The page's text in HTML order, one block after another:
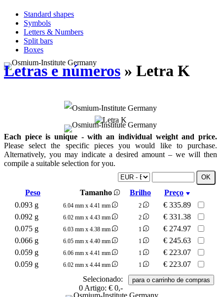
Standard shapes
Symbols
Letters & Numbers
Split bars
Boxes
Letras e números » Letra K
Each piece is unique - with an individual weight and price.
Please select the specific pieces you would like to purchase.
Alternatively, you may indicate a desired amount – we will then
compile a suitable selection for you.
Peso Tamanho Brilho
Preço
0.093 g
6.04 mm x 4.41 mm 2 € 335.89
0.092 g
6.02 mm x 4.43 mm 2 € 331.38
0.075 g
6.03 mm x 4.38 mm 1 € 274.97
0.066 g
6.05 mm x 4.40 mm 1 € 245.63
0.059 g
6.06 mm x 4.41 mm 1 € 223.07
0.059 g
6.02 mm x 4.44 mm 1 € 223.07
Selecionado:
0 Artigo: € 0,-